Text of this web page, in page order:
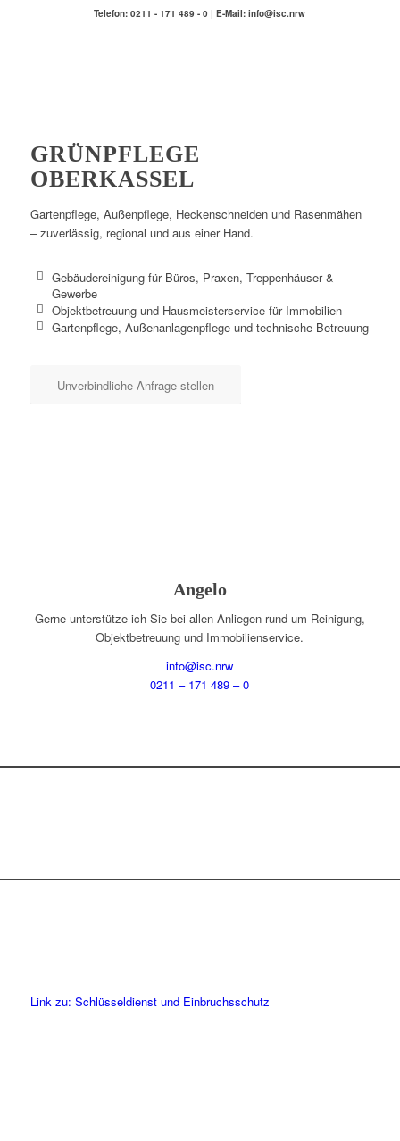
Telefon: 0211 - 171 489 - 0 | E-Mail: info@isc.nrw
GRÜNPFLEGE
OBERKASSEL
Gartenpflege, Außenpflege, Heckenschneiden und Rasenmähen
– zuverlässig, regional und aus einer Hand.
Gebäudereinigung für Büros, Praxen, Treppenhäuser &
Gewerbe
Objektbetreuung und Hausmeisterservice für Immobilien
Gartenpflege, Außenanlagenpflege und technische Betreuung
Unverbindliche Anfrage stellen
Angelo
Gerne unterstütze ich Sie bei allen Anliegen rund um Reinigung,
Objektbetreuung und Immobilienservice.
info@isc.nrw
0211 – 171 489 – 0
Link zu: Schlüsseldienst und Einbruchsschutz